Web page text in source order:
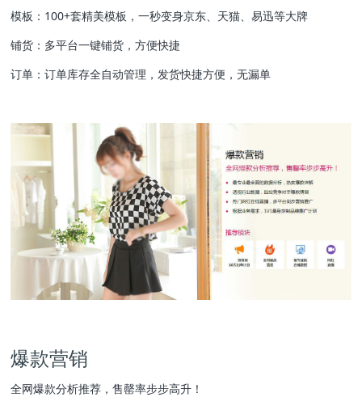
模板：100+套精美模板，一秒变身京东、天猫、易迅等大牌
铺货：多平台一键铺货，方便快捷
订单：订单库存全自动管理，发货快捷方便，无漏单
爆款营销
全网爆款分析推荐，售罄率步步高升！